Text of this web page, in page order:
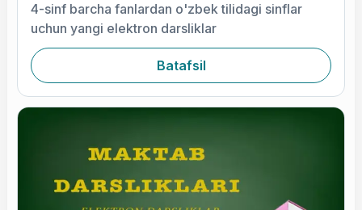
4-sinf barcha fanlardan o'zbek tilidagi sinflar
uchun yangi elektron darsliklar
Batafsil